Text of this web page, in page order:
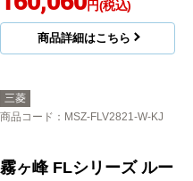
霧ヶ峰 JXVシリーズ ル
ームエアコン MSZ-JXV
10畳(2.8kW)
空気清浄
160,060 円(税込)